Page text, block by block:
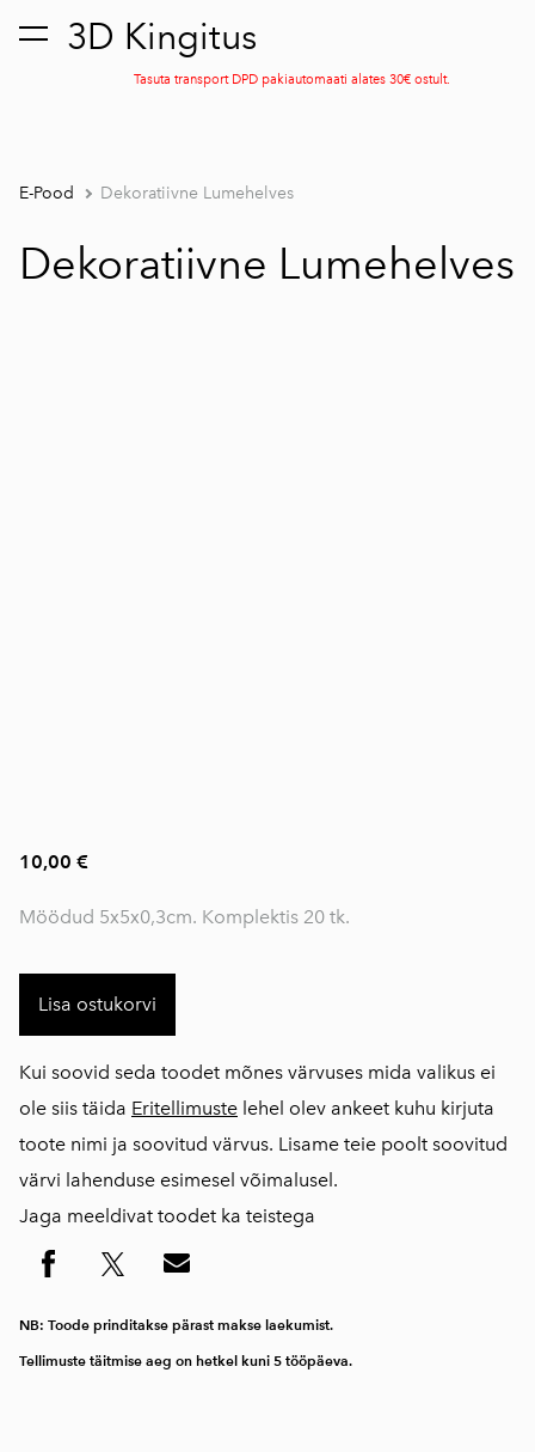
3D Kingitus
Tasuta transport DPD pakiautomaati alates 30€ ostult.
lisati ostukorvi. Vaata ostukorvi
E-Pood Dekoratiivne Lumehelves
Dekoratiivne Lumehelves
10,00 €
Möödud 5x5x0,3cm. Komplektis 20 tk.
Lisa ostukorvi
Kui soovid seda toodet mõnes värvuses mida valikus ei
ole siis täida Eritellimuste lehel olev ankeet kuhu kirjuta
toote nimi ja soovitud värvus. Lisame teie poolt soovitud
värvi lahenduse esimesel võimalusel.
Jaga meeldivat toodet ka teistega
NB: Toode prinditakse pärast makse laekumist.
Tellimuste täitmise aeg on hetkel kuni 5 tööpäeva.